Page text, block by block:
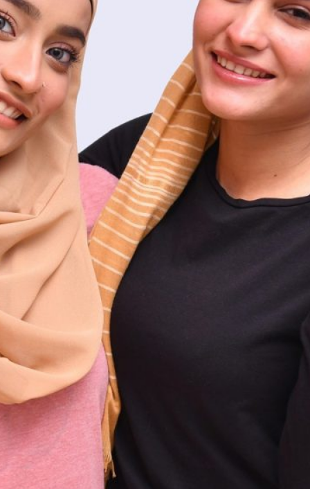
pipa sch 40
Pompa Air
Recruitment agency Jakarta
seo
Sewa Kantor
triplek
Uncategorized
Virtual Office Jakarta Selatan Murah
Zinc Oxide
zinc oxide pharmaceutical use
Recent Posts
Hal yang Perlu Diperhatikan Sebelum
Melakukan Gadai Emas Jakarta Barat
Supplier Hijab Printing, Layanan yang
Membantu Ciptakan Desain Custom Secara
Massal Berkualitas Tinggi
April 19, 2026
Jenis Genteng Rumah Modern, Harga
Terjangkau dengan Kualitas Maksimal